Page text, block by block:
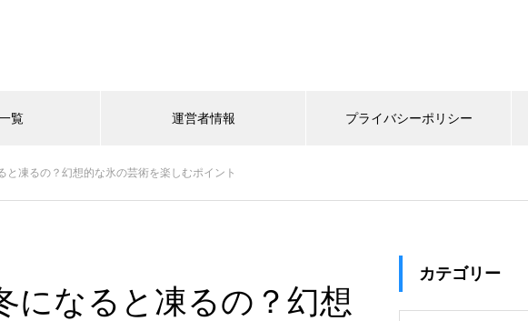
覧 運営者情報 プライバシーポリシー
と凍るの？幻想的な氷の芸術を楽しむポイント
になると凍るの？幻想
カテゴリー